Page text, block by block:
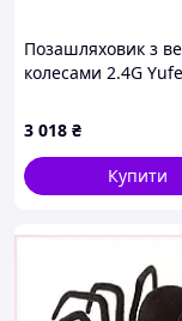
Позашляховик з
колесами 2.4G
3 018 ₴
Купити